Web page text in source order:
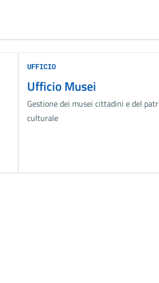
UFFICIO
Ufficio Musei
Gestione dei musei cittadini e del
culturale